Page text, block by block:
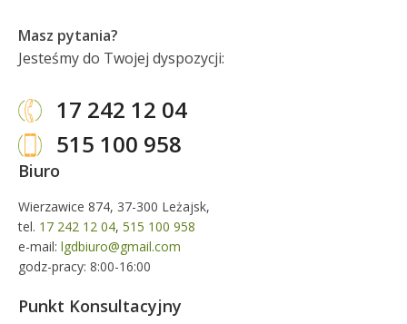
Masz pytania?
Jesteśmy do Twojej dyspozycji:
17 242 12 04
515 100 958
Biuro
Wierzawice 874, 37-300 Leżajsk,
tel. 17 242 12 04, 515 100 958
e-mail: lgdbiuro@gmail.com
godz-pracy: 8:00-16:00
Punkt Konsultacyjny